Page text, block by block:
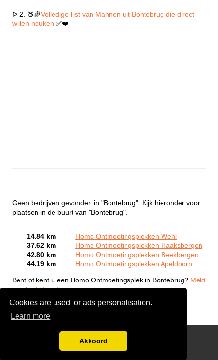
Cookies are used for ads personalisation.
Learn more
Akkoord
ᐅ 2. 🍑🌈Volledige lijst van Mannen uit Bontebrug die direct
willen neuken ✅❤️
Geen bedrijven gevonden in "Bontebrug". Kijk hieronder voor
plaatsen in de buurt van "Bontebrug".
14.84 km
Homo Ontmoetingsplekken Wehl
37.62 km
Homo Ontmoetingsplekken Haaksbergen
42.80 km
Homo Ontmoetingsplekken Beekbergen
44.19 km
Homo Ontmoetingsplekken Apeldoorn
Bent of kent u een Homo Ontmoetingsplek in Bontebrug? Meld
een bedrijf gratis aan